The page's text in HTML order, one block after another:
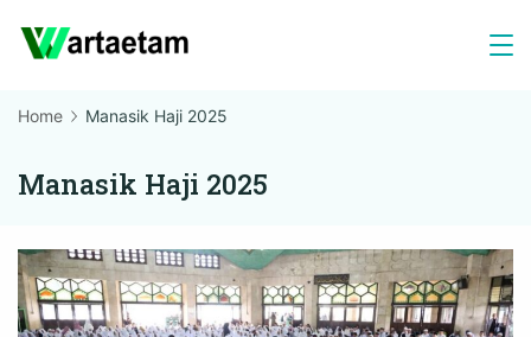
Home Manasik Haji 2025
Manasik Haji 2025